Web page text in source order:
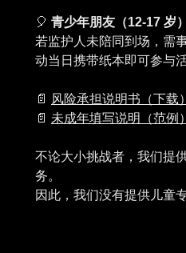
🎈 青少年朋友（12-17 岁）
若监护人未陪同到场，需
动当日携带纸本即可参与活
📄
风险承担说明书（下载）
📄 未成年填写说明（范例）
不论大小挑战者，我们提
务。